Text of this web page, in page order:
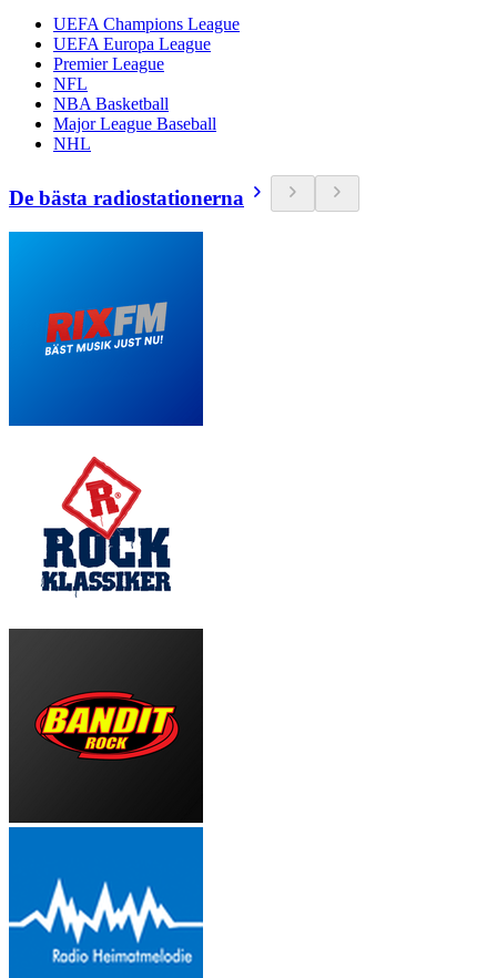
UEFA Champions League
UEFA Europa League
Premier League
NFL
NBA Basketball
Major League Baseball
NHL
De bästa radiostationerna